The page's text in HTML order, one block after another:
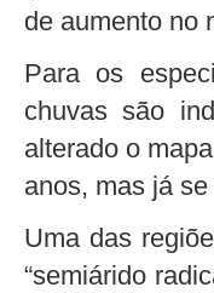
de aumento no
Para os
chuvas são
alterado o
anos, mas já
Uma das
“semiárido